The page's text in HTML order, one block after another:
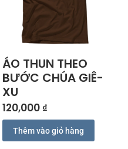
ÁO THUN THEO
BƯỚC CHÚA GIÊ-
XU
120,000 ₫
Thêm vào giỏ hàng